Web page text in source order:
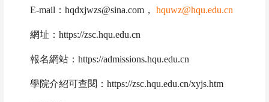
E-mail ： hqdxjwzs@sina.com ， hquwz@hqu.edu.cn
網址： https://zsc.hqu.edu.cn
報名網站： https://admissions.hqu.edu.cn
學院介紹可查閱： https://zsc.hqu.edu.cn/xyjs.htm